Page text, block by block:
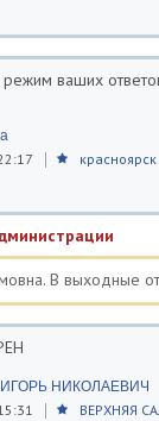
режим ваших
красноярск
В выходные
НИКОЛАЕВИЧ
ВЕРХНЯЯ